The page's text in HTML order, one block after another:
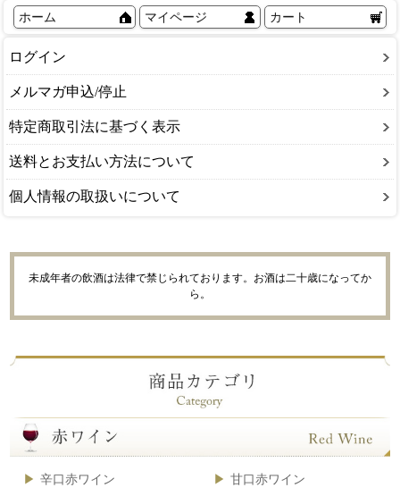
ホーム マイページ カート
ログイン
メルマガ申込/停止
特定商取引法に基づく表示
送料とお支払い方法について
個人情報の取扱いについて
未成年者の飲酒は法律で禁じられております。お酒は二十歳になってか
ら。
辛口赤ワイン 甘口赤ワイン